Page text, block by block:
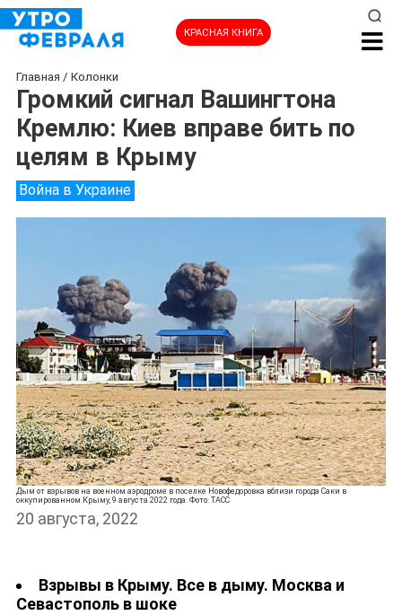
КРАСНАЯ КНИГА
Главная / Колонки
Громкий сигнал Вашингтона
Кремлю: Киев вправе бить по
целям в Крыму
Война в Украине
Дым от взрывов на военном аэродроме в поселке Новофедоровка вблизи города Саки в
оккупированном Крыму, 9 августа 2022 года. Фото: ТАСС
20 августа, 2022
Взрывы в Крыму. Все в дыму. Москва и
Севастополь в шоке